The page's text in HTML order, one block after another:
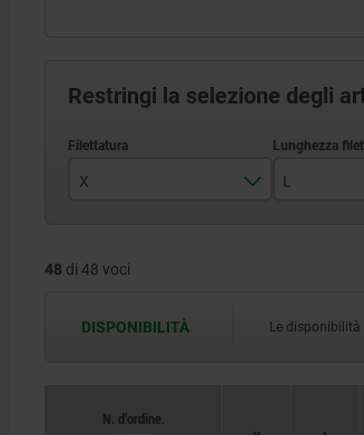
Restringi la selezione degli
X
M10
L
48 di 48 voci
DISPONIBILITÀ Le
N. d’ordine.